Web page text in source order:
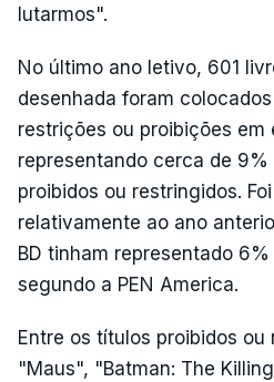
lutarmos".
No último ano letivo, 601
desenhada foram
restrições ou proibições em
representando cerca de
proibidos ou restringidos.
relativamente ao ano
BD tinham representado
segundo a PEN America.
Entre os títulos proibidos
"Maus", "Batman: The